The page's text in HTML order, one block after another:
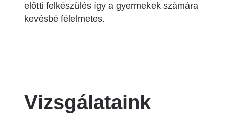
előtti felkészülés így a gyermekek számára
kevésbé félelmetes.
Vizsgálataink